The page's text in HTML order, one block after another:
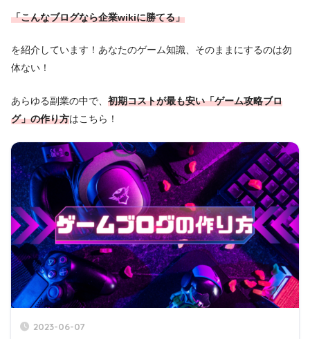
「こんなブログなら企業wikiに勝てる」
を紹介しています！あなたのゲーム知識、そのままにするのは勿
体ない！
あらゆる副業の中で、 初期コストが最も安い「ゲーム攻略ブロ
グ」の作り方はこちら！
2023-06-07